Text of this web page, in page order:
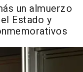
un almuerzo
Estado y